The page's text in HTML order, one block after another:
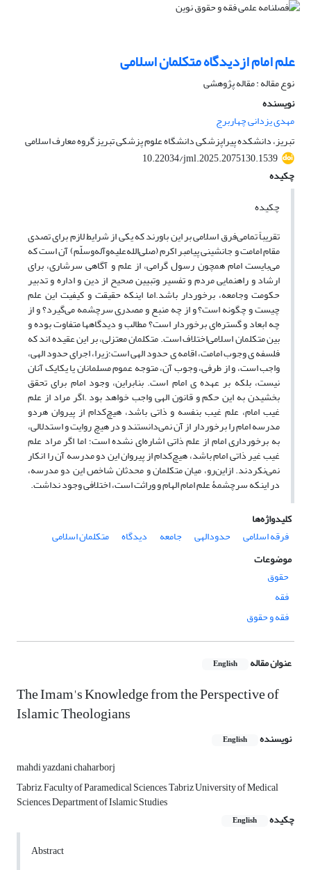
علم امام ازدیدگاه متکلمان اسلامی
نوع مقاله : مقاله پژوهشی
نویسنده
مهدی یزدانی چهاربرج
تبریز، دانشکده پیراپزشکی دانشگاه علوم پزشکی تبریز گروه معارف اسلامی
10.22034/jml.2025.2075130.1539
چکیده
چکیده
تقریباً تمامی‌فرق اسلامی‌ بر این باورند که یکی از شرایط لازم برای تصدی
مقام امامت و جانشینی پیامبر اکرم (صلی‌الله‌علیه‌و‌آله‌وسلّم) آن است که
می‌بایست امام همچون رسول گرامی، از علم و آگاهی سرشاری، برای
ارشاد و راهنمایی مردم و تفسیر وتبیین صحیح از دین و اداره و تدبیر
حکومت وجامعه، برخوردار باشد.اما اینکه حقیقت و کیفیت این علم
چیست و چگونه است؟ و از چه منبع و مصدری سرچشمه می‌گیرد؟ و از
چه ابعاد و گستره‌ای برخوردار است؟ مطالب و دیدگاهها متفاوت بوده و
بین متکلمان اسلامی‌اختلاف است. متکلمان معتزلی، بر این عقیده اند که
فلسفه ی وجوب امامت، اقامه ی حدود الهی است؛زیرا، اجرای حدود الهی،
واجب است، و از طرفی، وجوب آن، متوجه عموم مسلمانان یا یکایک آنان
نیست، بلکه بر عهده ی امام است. بنابراین، وجود امام برای تحقق
بخشیدن به این حکم و قانون الهی واجب خواهد بود .اگر مراد از علم
غیب امام، علم غیب بنفسه و ذاتی باشد، هیچ‌کدام از پیروان هردو
مدرسه امام را برخوردار از آن ‌نمی‌دانستند و در هیچ روایت و استدلالی،
به برخورداری امام از علم ذاتی اشاره‌ای نشده است؛ اما اگر مراد علم
غیب غیر ذاتی امام باشد، هیچ‌کدام از پیروان این دو مدرسه آن را انکار
نمی‌نکردند. ازاین‌رو، میان متکلمان و محدثان شاخص این دو مدرسه،
در اینکه سرچشمۀ علم امام الهام و وراثت است، اختلافی وجود نداشت.
کلیدواژه‌ها
فرقه اسلامی
حدودالهی جامعه دیدگاه
متکلمان اسلامی
موضوعات
حقوق
فقه
فقه و حقوق
عنوان مقاله English
The Imam's Knowledge from the Perspective of
Islamic Theologians
نویسنده English
mahdi yazdani chaharborj
Tabriz, Faculty of Paramedical Sciences, Tabriz University of Medical
Sciences, Department of Islamic Studies
چکیده
English
Abstract